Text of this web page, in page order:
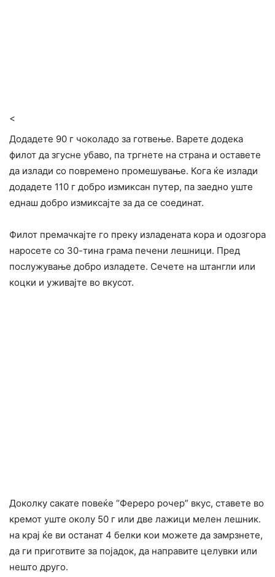
<
Додадете 90 г чоколадо за готвење. Варете додека
филот да згусне убаво, па тргнете на страна и оставете
да излади со повремено промешување. Кога ќе излади
додадете 110 г добро измиксан путер, па заедно уште
еднаш добро измиксајте за да се соединат.
Филот премачкајте го преку изладената кора и одозгора
наросете со 30-тина грама печени лешници. Пред
послужување добро изладете. Сечете на штангли или
коцки и уживајте во вкусот.
Доколку сакате повеќе “Фереро рочер” вкус, ставете во
кремот уште околу 50 г или две лажици мелен лешник.
на крај ќе ви останат 4 белки кои можете да замрзнете,
да ги приготвите за појадок, да направите целувки или
нешто друго.